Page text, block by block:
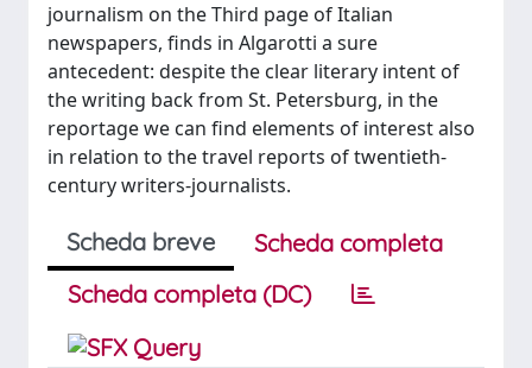
journalism on the Third page of Italian
newspapers, finds in Algarotti a sure
antecedent: despite the clear literary intent of
the writing back from St. Petersburg, in the
reportage we can find elements of interest also
in relation to the travel reports of twentieth-
century writers-journalists.
Scheda breve
Scheda completa
Scheda completa (DC)